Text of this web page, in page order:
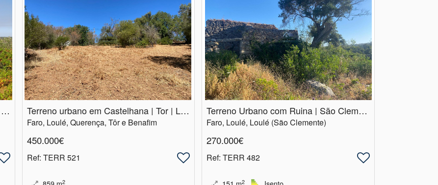
Terreno Misto | Viabilidade Construção | Vale Judeu | Loulé Terreno urbano em Castelhana | Tor | Loulé
Faro, Loulé, Querença, Tôr e Benafim
450.000€
Ref: TERR 521
2
Terreno Urbano com Ruina | São Clemente | Loulé
Faro, Loulé, Loulé (São Clemente)
270.000€
Ref: TERR 482
2